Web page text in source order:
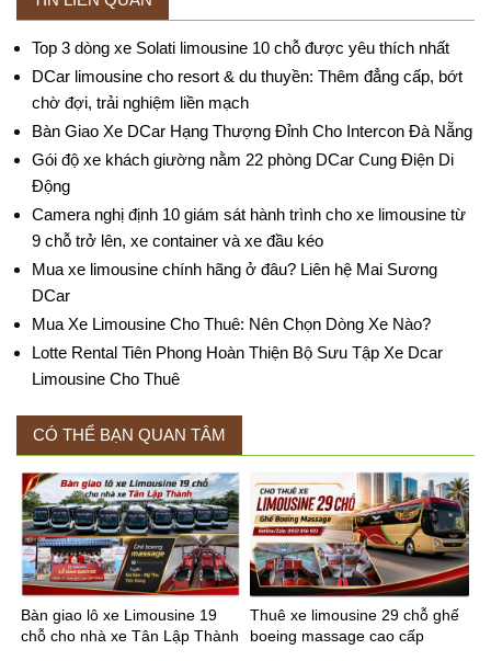
Top 3 dòng xe Solati limousine 10 chỗ được yêu thích nhất
DCar limousine cho resort & du thuyền: Thêm đẳng cấp, bớt
chờ đợi, trải nghiệm liền mạch
Bàn Giao Xe DCar Hạng Thượng Đỉnh Cho Intercon Đà Nẵng
Gói độ xe khách giường nằm 22 phòng DCar Cung Điện Di
Động
Camera nghị định 10 giám sát hành trình cho xe limousine từ
9 chỗ trở lên, xe container và xe đầu kéo
Mua xe limousine chính hãng ở đâu? Liên hệ Mai Sương
DCar
Mua Xe Limousine Cho Thuê: Nên Chọn Dòng Xe Nào?
Lotte Rental Tiên Phong Hoàn Thiện Bộ Sưu Tập Xe Dcar
Limousine Cho Thuê
CÓ THỂ BẠN QUAN TÂM
Bàn giao lô xe Limousine 19
chỗ cho nhà xe Tân Lập Thành
Thuê xe limousine 29 chỗ ghế
boeing massage cao cấp